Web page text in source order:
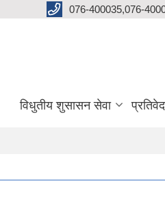
076-400035,076-
विधुतीय शुसासन सेवा